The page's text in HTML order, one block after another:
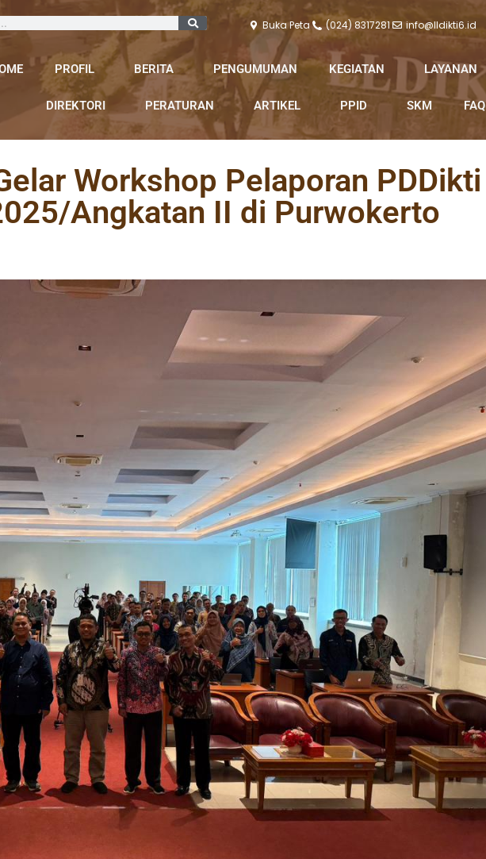
Buka Peta (024) 8317281 info@lldikti6.id
PROFIL BERITA PENGUMUMAN KEGIATAN LAYANAN
DIREKTORI PERATURAN ARTIKEL PPID SKM FAQ
Workshop Pelaporan PDDikti
Angkatan II di Purwokerto